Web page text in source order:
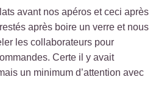
avant nos apéros et ceci après
après boire un verre et nous
les collaborateurs pour
Certe il y avait
un minimum d’attention avec